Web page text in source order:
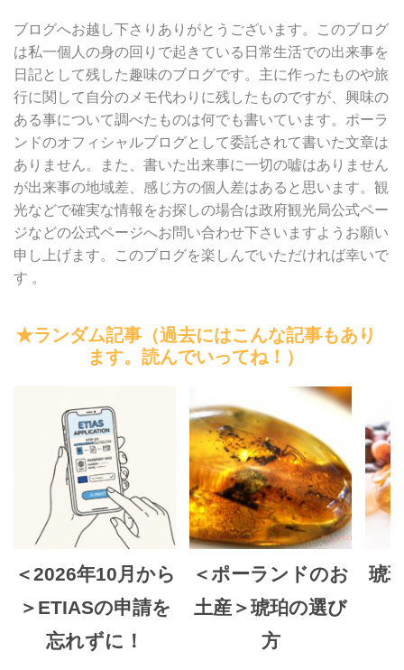
ブログへお越し下さりありがとうございます。このブログ
は私一個人の身の回りで起きている日常生活での出来事を
日記として残した趣味のブログです。主に作ったものや旅
行に関して自分のメモ代わりに残したものですが、興味の
ある事について調べたものは何でも書いています。ポーラ
ンドのオフィシャルブログとして委託されて書いた文章は
ありません。また、書いた出来事に一切の嘘はありません
が出来事の地域差、感じ方の個人差はあると思います。観
光などで確実な情報をお探しの場合は政府観光局公式ペー
ジなどの公式ページへお問い合わせ下さいますようお願い
申し上げます。このブログを楽しんでいただければ幸いで
す 。
★ランダム記事（過去にはこんな記事もあり
ます。読んでいってね！）
＜2026年10月から
＞ETIASの申請を
忘れずに！
＜ポーランドのお
土産＞琥珀の選び
方
琥